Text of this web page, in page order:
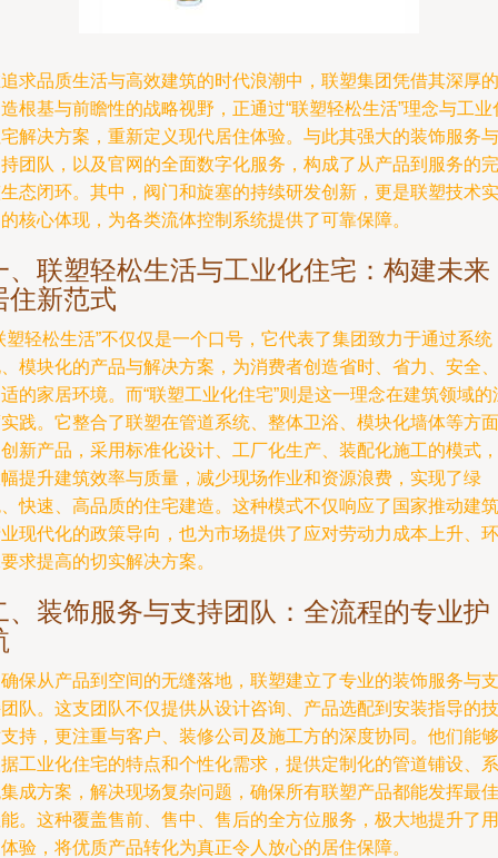
求品质生活与高效建筑的时代浪潮中，联塑集团凭借其深厚的
根基与前瞻性的战略视野，正通过“联塑轻松生活”理念与工业
解决方案，重新定义现代居住体验。与此其强大的装饰服务与
团队，以及官网的全面数字化服务，构成了从产品到服务的完
态闭环。其中，阀门和旋塞的持续研发创新，更是联塑技术实
核心体现，为各类流体控制系统提供了可靠保障。
、联塑轻松生活与工业化住宅：构建未来
住新范式
塑轻松生活”不仅仅是一个口号，它代表了集团致力于通过系统
模块化的产品与解决方案，为消费者创造省时、省力、安全、
的家居环境。而“联塑工业化住宅”则是这一理念在建筑领域的
践。它整合了联塑在管道系统、整体卫浴、模块化墙体等方面
新产品，采用标准化设计、工厂化生产、装配化施工的模式，
提升建筑效率与质量，减少现场作业和资源浪费，实现了绿
快速、高品质的住宅建造。这种模式不仅响应了国家推动建筑
现代化的政策导向，也为市场提供了应对劳动力成本上升、环
求提高的切实解决方案。
、装饰服务与支持团队：全流程的专业护
保从产品到空间的无缝落地，联塑建立了专业的装饰服务与支
队。这支团队不仅提供从设计咨询、产品选配到安装指导的技
持，更注重与客户、装修公司及施工方的深度协同。他们能够
工业化住宅的特点和个性化需求，提供定制化的管道铺设、系
成方案，解决现场复杂问题，确保所有联塑产品都能发挥最佳
。这种覆盖售前、售中、售后的全方位服务，极大地提升了用
验，将优质产品转化为真正令人放心的居住保障。